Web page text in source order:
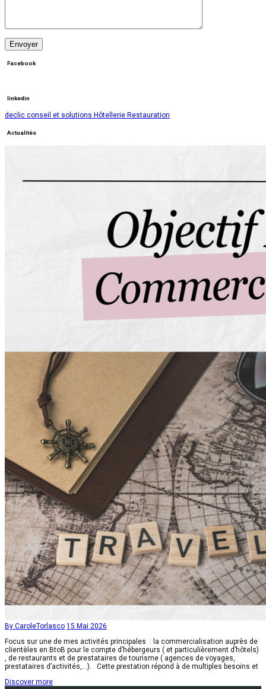
Facebook
linkedin
declic conseil et solutions Hôtellerie Restauration
Actualités
By CaroleTorlasco 15 Mai 2026
Focus sur une de mes activités principales : la commercialisation auprès de
clientèles en BtoB pour le compte d’hébergeurs ( et particulièrement d’hôtels)
, de restaurants et de prestataires de tourisme ( agences de voyages,
prestataires d’activités,…). Cette prestation répond à de multiples besoins et
Discover more